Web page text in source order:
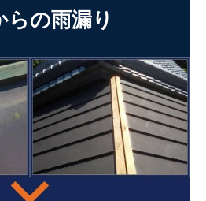
らの雨漏り